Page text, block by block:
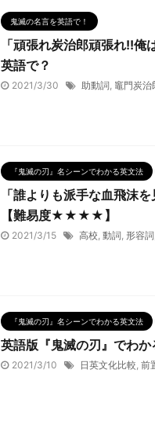
鬼滅の名言を英語で！
「頑張れ炭治郎頑張れ!!
英語で？
2021/3/30 助動詞, 竈門炭治
『鬼滅の刃』名シーンでわかる英文法
「誰よりも派手な血飛沫
【難易度★★★★】
2021/3/15 高校, 動詞, 形容詞
『鬼滅の刃』名シーンでわかる英文法
英語版『鬼滅の刃』でわ
2021/3/10 日英文化比較, 前